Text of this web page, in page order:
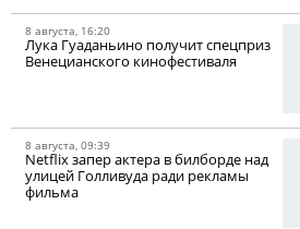
8 августа, 16:20
Лука Гуаданьино получит спецприз
Венецианского кинофестиваля
8 августа, 09:39
Netflix запер актера в билборде над
улицей Голливуда ради рекламы
фильма